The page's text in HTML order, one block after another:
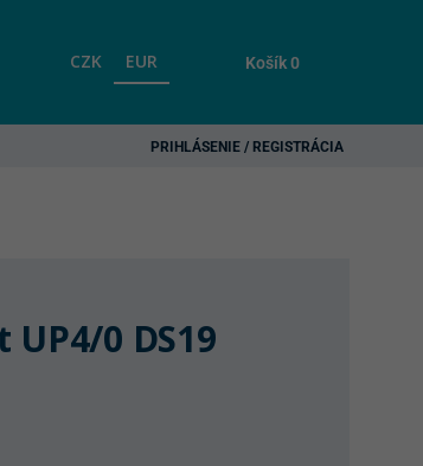
CZK EUR Košík0
PRIHLÁSENIE / REGISTRÁCIA
0 DS19